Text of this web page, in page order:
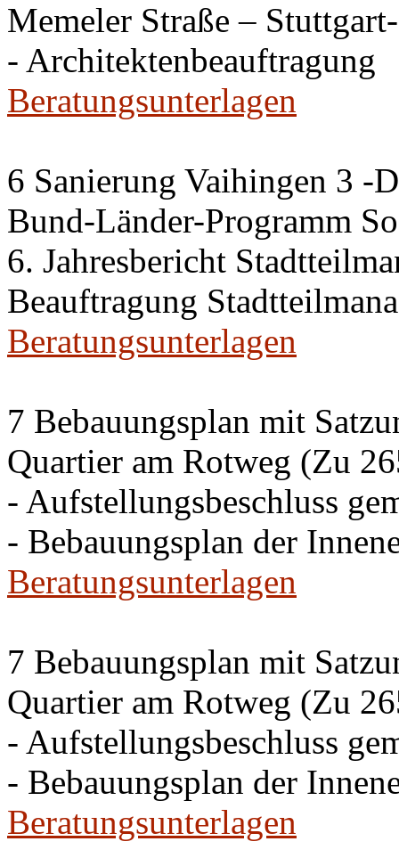
Memeler Straße –
- Architektenbeauftragung
Beratungsunterlagen
6 Sanierung Vaihingen 3 -
Bund-Länder-Programm
6. Jahresbericht
Beauftragung
Beratungsunterlagen
7 Bebauungsplan mit
Quartier am Rotweg (Zu
- Aufstellungsbeschluss
- Bebauungsplan der
Beratungsunterlagen
7 Bebauungsplan mit
Quartier am Rotweg (Zu
- Aufstellungsbeschluss
- Bebauungsplan der
Beratungsunterlagen